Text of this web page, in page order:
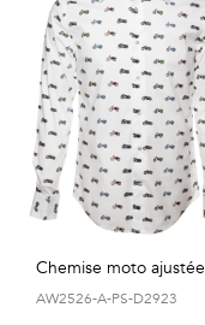
Chemise moto ajustée
AW2526-A-PS-D2923